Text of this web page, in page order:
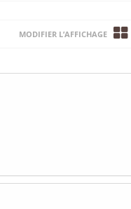
MODIFIER L’AFFICHAGE